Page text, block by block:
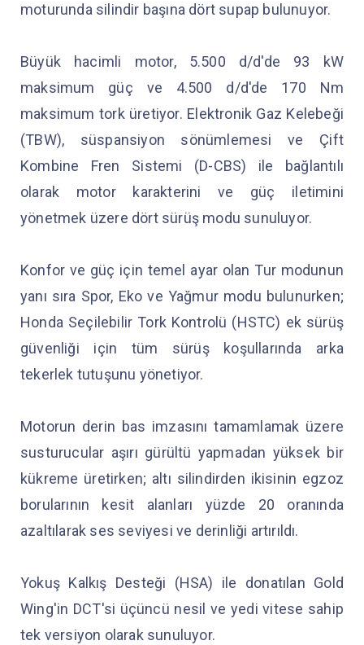
moturunda silindir başına dört supap bulunuyor.
Büyük hacimli motor, 5.500 d/d'de 93 kW
maksimum güç ve 4.500 d/d'de 170 Nm
maksimum tork üretiyor. Elektronik Gaz Kelebeği
(TBW), süspansiyon sönümlemesi ve Çift
Kombine Fren Sistemi (D-CBS) ile bağlantılı
olarak motor karakterini ve güç iletimini
yönetmek üzere dört sürüş modu sunuluyor.
Konfor ve güç için temel ayar olan Tur modunun
yanı sıra Spor, Eko ve Yağmur modu bulunurken;
Honda Seçilebilir Tork Kontrolü (HSTC) ek sürüş
güvenliği için tüm sürüş koşullarında arka
tekerlek tutuşunu yönetiyor.
Motorun derin bas imzasını tamamlamak üzere
susturucular aşırı gürültü yapmadan yüksek bir
kükreme üretirken; altı silindirden ikisinin egzoz
borularının kesit alanları yüzde 20 oranında
azaltılarak ses seviyesi ve derinliği artırıldı.
Yokuş Kalkış Desteği (HSA) ile donatılan Gold
Wing'in DCT'si üçüncü nesil ve yedi vitese sahip
tek versiyon olarak sunuluyor.